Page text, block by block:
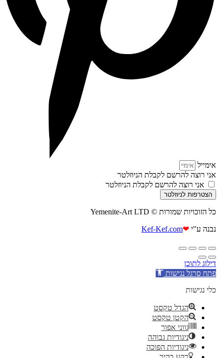
אימייל
אני רוצה להרשם לקבלת הניוזלטר
אני רוצה להרשם לקבלת הניוזלטר
הצטרפות לניוזלטר
כל הזוכויות שמורות © Yemenite-Art LTD
נבנה ע"י ❤
Kef-Kef.com
דילוג לתוכן
פתח סרגל נגישות
כלי נגישות
הגדל טקסט
הקטן טקסט
גווני אפור
ניגודיות גבוהה
ניגודיות הפוכה